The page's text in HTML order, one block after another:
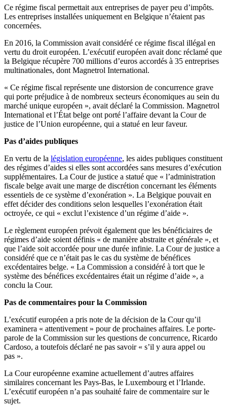
Ce régime fiscal permettait aux entreprises de payer peu d’impôts.
Les entreprises installées uniquement en Belgique n’étaient pas
concernées.
En 2016, la Commission avait considéré ce régime fiscal illégal en
vertu du droit européen. L’exécutif européen avait donc réclamé que
la Belgique récupère 700 millions d’euros accordés à 35 entreprises
multinationales, dont Magnetrol International.
« Ce régime fiscal représente une distorsion de concurrence grave
qui porte préjudice à de nombreux secteurs économiques au sein du
marché unique européen », avait déclaré la Commission. Magnetrol
International et l’État belge ont porté l’affaire devant la Cour de
justice de l’Union européenne, qui a statué en leur faveur.
Pas d’aides publiques
En vertu de la législation européenne, les aides publiques constituent
des régimes d’aides si elles sont accordées sans mesures d’exécution
supplémentaires. La Cour de justice a statué que « l’administration
fiscale belge avait une marge de discrétion concernant les éléments
essentiels de ce système d’exonération ». La Belgique pouvait en
effet décider des conditions selon lesquelles l’exonération était
octroyée, ce qui « exclut l’existence d’un régime d’aide ».
Le règlement européen prévoit également que les bénéficiaires de
régimes d’aide soient définis « de manière abstraite et générale », et
que l’aide soit accordée pour une durée infinie. La Cour de justice a
considéré que ce n’était pas le cas du système de bénéfices
excédentaires belge. « La Commission a considéré à tort que le
système des bénéfices excédentaires était un régime d’aide », a
conclu la Cour.
Pas de commentaires pour la Commission
L’exécutif européen a pris note de la décision de la Cour qu’il
examinera « attentivement » pour de prochaines affaires. Le porte-
parole de la Commission sur les questions de concurrence, Ricardo
Cardoso, a toutefois déclaré ne pas savoir « s’il y aura appel ou
pas ».
La Cour européenne examine actuellement d’autres affaires
similaires concernant les Pays-Bas, le Luxembourg et l’Irlande.
L’exécutif européen n’a pas souhaité faire de commentaire sur le
sujet.